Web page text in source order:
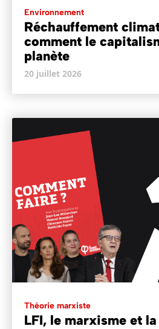
Environnement
Réchauffement
comment le
planète
20 juillet 2026
Théorie marxiste
LFI, le marxisme et